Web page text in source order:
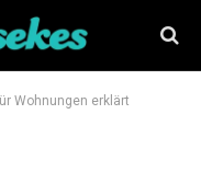
Wohnungen erklärt